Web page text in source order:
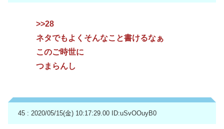
>>28
ネタでもよくそんなこと書けるなぁ
このご時世に
つまらんし
45 : 2020/05/15(金) 10:17:29.00 ID:uSvOOuyB0